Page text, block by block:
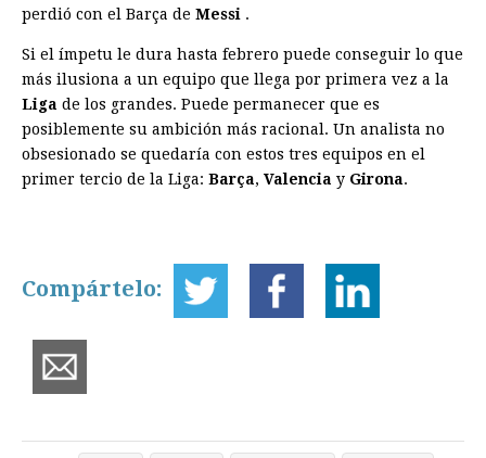
perdió con el Barça de Messi .
Si el ímpetu le dura hasta febrero puede conseguir lo que
más ilusiona a un equipo que llega por primera vez a la
Liga de los grandes. Puede permanecer que es
posiblemente su ambición más racional. Un analista no
obsesionado se quedaría con estos tres equipos en el
primer tercio de la Liga: Barça, Valencia y Girona.
Compártelo: